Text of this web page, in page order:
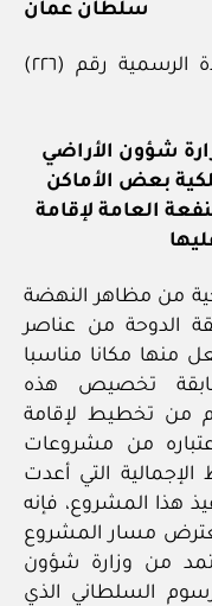
سلطان عمان
نشر هذا المرسوم في عدد الجريدة الرسمية رقم (٢٢٦)
شؤون الأراضي
بعض الأماكن
العامة لإقامة
من مظاهر النهضة
الدوحة من عناصر
منها مكانا مناسبا
تخصيص هذه
من تخطيط لإقامة
من مشروعات
الإجمالية التي أعدت
هذا المشروع، فإنه
مسار المشروع
من وزارة شؤون
السلطاني الذي